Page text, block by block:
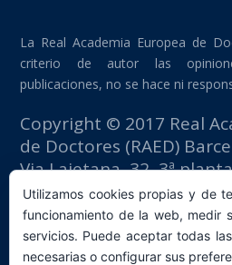
La Real Academia Europea de
criterio de autor las
publicaciones, no se hace ni
Copyright © 2017 Real
de Doctores (RAED)
Via Laietana, 32, 3ª
Edificio Fomento del
08003 Barcelona (España)
tlf: +34 93 667 40 54
Utilizamos cookies propias y de
funcionamiento de la web, medir
servicios. Puede aceptar todas
necesarias o configurar sus